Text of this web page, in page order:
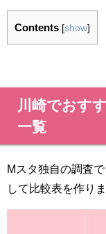
Contents [show]
川崎でおす
一覧
Mスタ独自の調査
して比較表を作りま